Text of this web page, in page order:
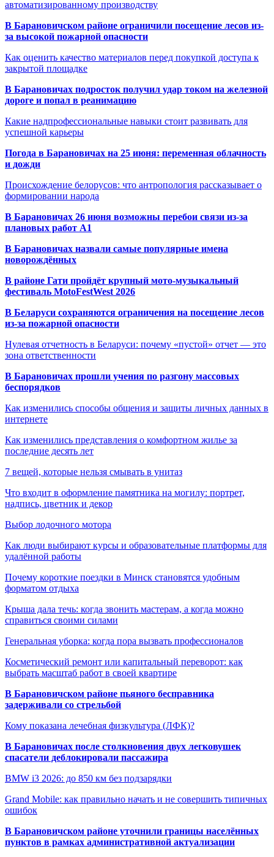
автоматизированному производству
В Барановичском районе ограничили посещение лесов из-
за высокой пожарной опасности
Как оценить качество материалов перед покупкой доступа к
закрытой площадке
В Барановичах подросток получил удар током на железной
дороге и попал в реанимацию
Какие надпрофессиональные навыки стоит развивать для
успешной карьеры
Погода в Барановичах на 25 июня: переменная облачность
и дожди
Происхождение белорусов: что антропология рассказывает о
формировании народа
В Барановичах 26 июня возможны перебои связи из-за
плановых работ A1
В Барановичах назвали самые популярные имена
новорождённых
В районе Гати пройдёт крупный мото-музыкальный
фестиваль MotoFestWest 2026
В Беларуси сохраняются ограничения на посещение лесов
из-за пожарной опасности
Нулевая отчетность в Беларуси: почему «пустой» отчет — это
зона ответственности
В Барановичах прошли учения по разгону массовых
беспорядков
Как изменились способы общения и защиты личных данных в
интернете
Как изменились представления о комфортном жилье за
последние десять лет
7 вещей, которые нельзя смывать в унитаз
Что входит в оформление памятника на могилу: портрет,
надпись, цветник и декор
Выбор лодочного мотора
Как люди выбирают курсы и образовательные платформы для
удалённой работы
Почему короткие поездки в Минск становятся удобным
форматом отдыха
Крыша дала течь: когда звонить мастерам, а когда можно
справиться своими силами
Генеральная уборка: когда пора вызвать профессионалов
Косметический ремонт или капитальный переворот: как
выбрать масштаб работ в своей квартире
В Барановичском районе пьяного бесправника
задерживали со стрельбой
Кому показана лечебная физкультура (ЛФК)?
В Барановичах после столкновения двух легковушек
спасатели деблокировали пассажира
BMW i3 2026: до 850 км без подзарядки
Grand Mobile: как правильно начать и не совершить типичных
ошибок
В Барановичском районе уточнили границы населённых
пунктов в рамках административной актуализации